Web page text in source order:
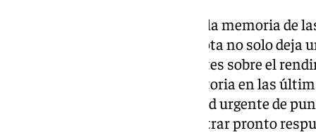
Este 1-5 será difícil de borrar de la memoria de
del Granada Femenino. La derrota no solo deja
también deja varios interrogantes sobre el
haber perdido la senda de la victoria en las
creciente de la liga y la necesidad urgente de
Granada Femenino debe encontrar pronto